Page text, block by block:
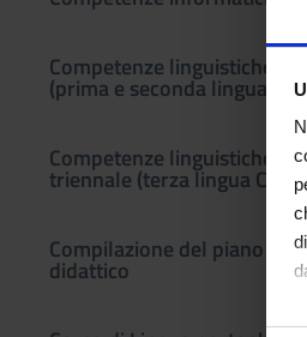
Competenze linguistiche
(prima e seconda lingua)
Competenze linguistiche in
triennale (terza lingua CFU
Compilazione del piano
didattico